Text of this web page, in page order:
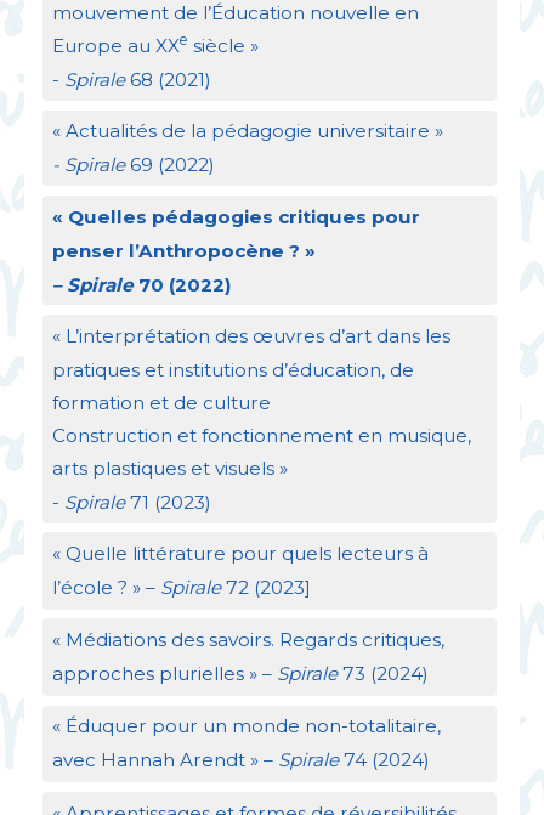
mouvement de l’Éducation nouvelle en
Europe au XXe siècle »
- Spirale68 (2021)
« Actualités de la pédagogie universitaire »
- Spirale69 (2022)
« Quelles pédagogies critiques pour
penser l’Anthropocène ? »
– Spirale70 (2022)
« L’interprétation des œuvres d’art dans les
pratiques et institutions d’éducation, de
formation et de culture
Construction et fonctionnement en musique,
arts plastiques et visuels »
- Spirale71 (2023)
« Quelle littérature pour quels lecteurs à
l’école ? » – Spirale72 (2023]
« Médiations des savoirs. Regards critiques,
approches plurielles » – Spirale73 (2024)
« Éduquer pour un monde non-totalitaire,
avec Hannah Arendt » – Spirale74 (2024)